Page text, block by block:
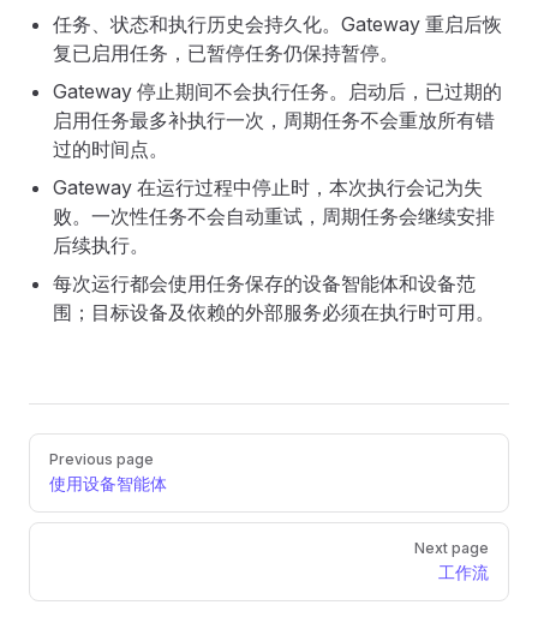
任务、状态和执行历史会持久化。Gateway 重启后恢
复已启用任务，已暂停任务仍保持暂停。
Gateway 停止期间不会执行任务。启动后，已过期的
启用任务最多补执行一次，周期任务不会重放所有错
过的时间点。
Gateway 在运行过程中停止时，本次执行会记为失
败。一次性任务不会自动重试，周期任务会继续安排
后续执行。
每次运行都会使用任务保存的设备智能体和设备范
围；目标设备及依赖的外部服务必须在执行时可用。
PagerPrevious page
使用设备智能体
Next page
工作流